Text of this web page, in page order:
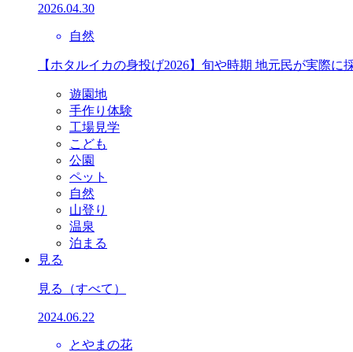
2026.04.30
自然
【ホタルイカの身投げ2026】旬や時期 地元民が実際に
遊園地
手作り体験
工場見学
こども
公園
ペット
自然
山登り
温泉
泊まる
見る
見る （すべて）
2024.06.22
とやまの花